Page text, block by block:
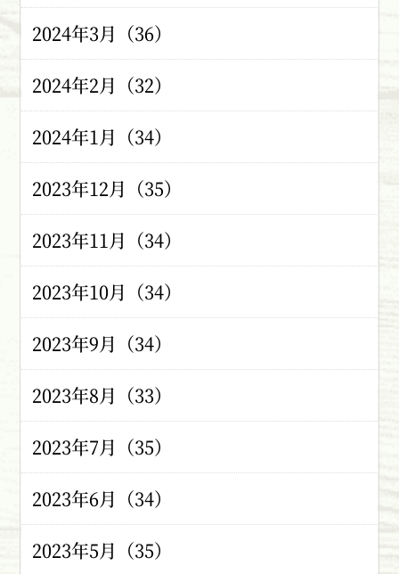
2024年3月（36）
2024年2月（32）
2024年1月（34）
2023年12月（35）
2023年11月（34）
2023年10月（34）
2023年9月（34）
2023年8月（33）
2023年7月（35）
2023年6月（34）
2023年5月（35）